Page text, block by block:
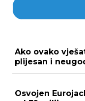
Ako ovako
plijesan i
Osvojen